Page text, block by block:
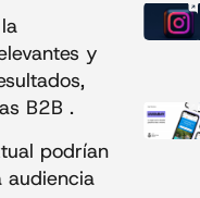
y
B2B .
podrían
audiencia